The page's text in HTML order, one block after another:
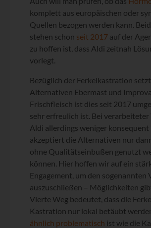
komplett aus europäischen oder
Quellen bezogen werden kann.
stehen schon seit 2017 auf der
zu hoffen ist, dass Aldi zeitnah
vorlegt.
Bezüglich der Ferkelkastration
Alternativen Ebermast und
Frischfleisch ist dies seit 2017
sehr erfreulich ist. Bei verarbeiteter
Aldi allerdings weniger konsequent
akzeptiert die Alternativen nur
ohne Qualitätseinbußen genutzt
können. Hier hoffen wir auf ein
Engagement, um den sogenannten
auszuschließen – Möglichkeiten
Vierte Weg bedeutet, dass die
Kastration nur lokal betäubt
ähnlich problematisch ist wie die